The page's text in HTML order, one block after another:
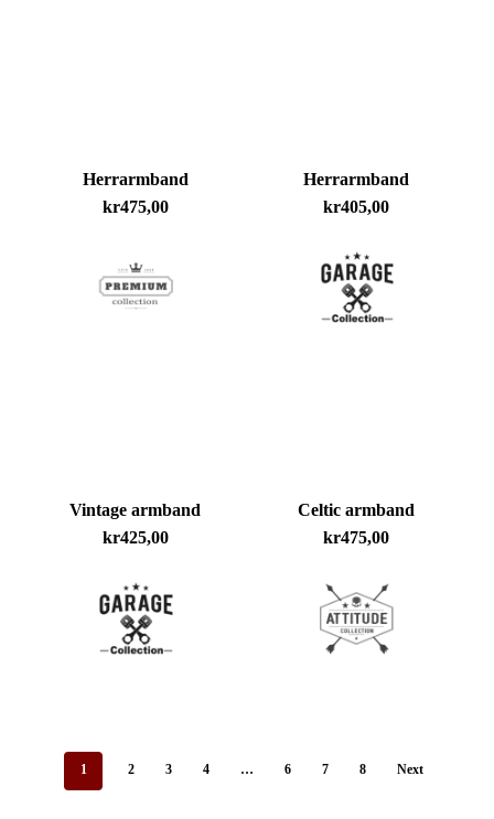
Herrarmband
kr475,00
Herrarmband
kr405,00
Vintage armband
kr425,00
Celtic armband
kr475,00
1 2 3 4 … 6 7 8 Next